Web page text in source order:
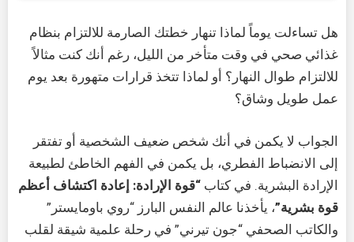
هل تساءلت يوماً لماذا تنهار خطتك الصارمة للالتزام بنظام
غذائي صحي في وقت متأخر من الليل، رغم أنك كنت مثالاً
للالتزام طوال النهار؟ أو لماذا تتخذ قرارات متهورة بعد يوم
عمل طويل وشاق؟
الجواب لا يكمن في أنك شخص ضعيف الشخصية أو تفتقر
إلى الانضباط الفطري، بل يكمن في الفهم الخاطئ لطبيعة
الإرادة البشرية. في كتاب “قوة الإرادة: إعادة اكتشاف أعظم
قوة بشرية”، يأخذنا عالم النفس البارز “روي باومايستر”
والكاتب الصحفي “جون تيرني” في رحلة علمية شيقة لقلب